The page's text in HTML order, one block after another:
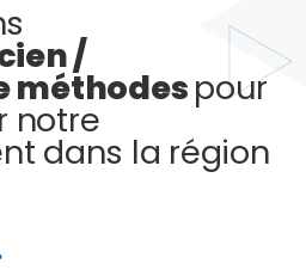
/
méthodespour
notre
dans la région